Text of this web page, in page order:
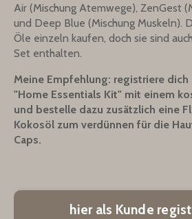
Air (Mischung Atemwege), ZenGest
und Deep Blue (Mischung Muskeln).
Öle einzeln kaufen, doch sie sind
Set enthalten.
Meine Empfehlung: registriere
"Home Essentials Kit" mit einem
und bestelle dazu zusätzlich eine
Kokosöl zum verdünnen für die
Caps.
hier als Kunde